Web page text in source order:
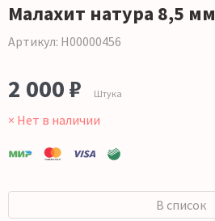
Малахит натура 8,5 мм
Артикул: Н00000456
2 000 ₽ Штука
× Нет в наличии
В список